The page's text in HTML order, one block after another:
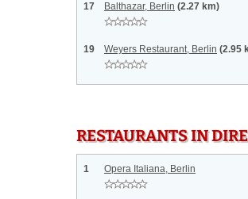
17 Balthazar, Berlin (2.27 km)
19 Weyers Restaurant, Berlin (2.95
RESTAURANTS IN
1 Opera Italiana, Berlin